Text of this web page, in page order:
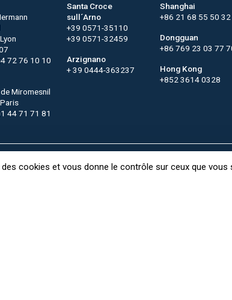
cookies et vous donne le contrôle sur ceux que vous
72 76 10 10
Miromesnil
44 71 71 81
Santa Croce
sull´Arno
+39 0571-35110
+39 0571-32459
Arzignano
+ 39 0444-363237
Shanghai
+86 21 68 55 50 32
Dongguan
+86 769 23 03 77
Hong Kong
+852 3614 0328
CTC recrute FAQ Mots-Clés Gestion des